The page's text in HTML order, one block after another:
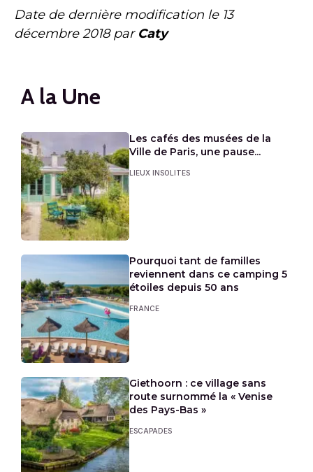
Date de dernière modification le 13
décembre 2018par Caty
A la Une
Les cafés des musées de la
Ville de Paris, une pause...
LIEUX INSOLITES
Pourquoi tant de familles
reviennent dans ce camping 5
étoiles depuis 50 ans
FRANCE
Giethoorn : ce village sans
route surnommé la « Venise
des Pays-Bas »
ESCAPADES